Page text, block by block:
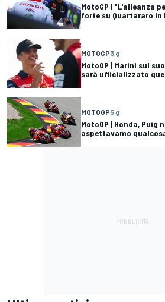
MotoGP | "L'alleanza
forte su Quartararo in
MOTOGP3 g
MotoGP | Marini sul
sarà ufficializzato
MOTOGP5 g
MotoGP | Honda, Puig
aspettavamo